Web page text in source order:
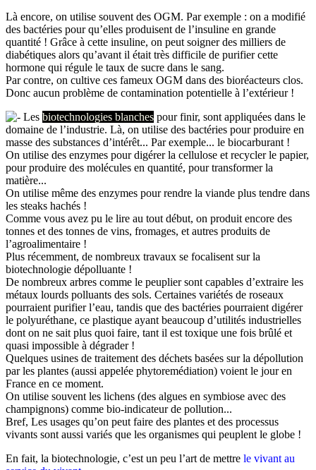
Là encore, on utilise souvent des OGM. Par exemple : on a modifié
des bactéries pour qu’elles produisent de l’insuline en grande
quantité ! Grâce à cette insuline, on peut soigner des milliers de
diabétiques alors qu’avant il était très difficile de purifier cette
hormone qui régule le taux de sucre dans le sang.
Par contre, on cultive ces fameux OGM dans des bioréacteurs clos.
Donc aucun problème de contamination potentielle à l’extérieur !
Les biotechnologies blanches pour finir, sont appliquées dans le
domaine de l’industrie. Là, on utilise des bactéries pour produire en
masse des substances d’intérêt... Par exemple... le biocarburant !
On utilise des enzymes pour digérer la cellulose et recycler le papier,
pour produire des molécules en quantité, pour transformer la
matière...
On utilise même des enzymes pour rendre la viande plus tendre dans
les steaks hachés !
Comme vous avez pu le lire au tout début, on produit encore des
tonnes et des tonnes de vins, fromages, et autres produits de
l’agroalimentaire !
Plus récemment, de nombreux travaux se focalisent sur la
biotechnologie dépolluante !
De nombreux arbres comme le peuplier sont capables d’extraire les
métaux lourds polluants des sols. Certaines variétés de roseaux
pourraient purifier l’eau, tandis que des bactéries pourraient digérer
le polyuréthane, ce plastique ayant beaucoup d’utilités industrielles
dont on ne sait plus quoi faire, tant il est toxique une fois brûlé et
quasi impossible à dégrader !
Quelques usines de traitement des déchets basées sur la dépollution
par les plantes (aussi appelée phytoremédiation) voient le jour en
France en ce moment.
On utilise souvent les lichens (des algues en symbiose avec des
champignons) comme bio-indicateur de pollution...
Bref, Les usages qu’on peut faire des plantes et des processus
vivants sont aussi variés que les organismes qui peuplent le globe !
En fait, la biotechnologie, c’est un peu l’art de mettre le vivant au